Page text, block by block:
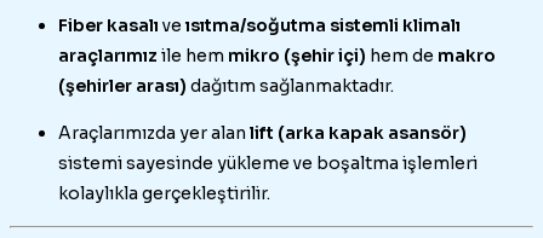
Fiber kasalı ve ısıtma/soğutma sistemli klimalı
araçlarımız ile hem mikro (şehir içi) hem de makro
(şehirler arası) dağıtım sağlanmaktadır.
Araçlarımızda yer alan lift (arka kapak asansör)
sistemi sayesinde yükleme ve boşaltma işlemleri
kolaylıkla gerçekleştirilir.